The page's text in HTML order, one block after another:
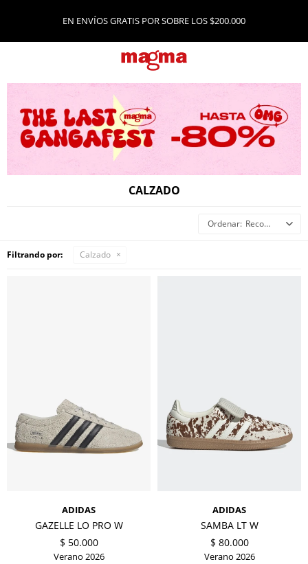
EN ENVÍOS GRATIS POR SOBRE LOS $200.000
CALZADO
Recomendados
Filtrando por: Calzado
ADIDAS
GAZELLE LO PRO W
$ 50.000
Verano 2026
ADIDAS
SAMBA LT W
$ 80.000
Verano 2026